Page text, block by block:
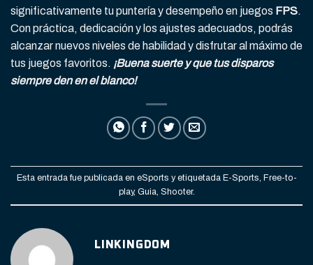
significativamente tu puntería y desempeño en juegos FPS.
Con práctica, dedicación y los ajustes adecuados, podrás
alcanzar nuevos niveles de habilidad y disfrutar al máximo de
tus juegos favoritos. ¡Buena suerte y que tus disparos
siempre den en el blanco!
Esta entrada fue publicada en eSports y etiquetada E-Sports, Free-to-
play, Guia, Shooter.
LINKINGDOM